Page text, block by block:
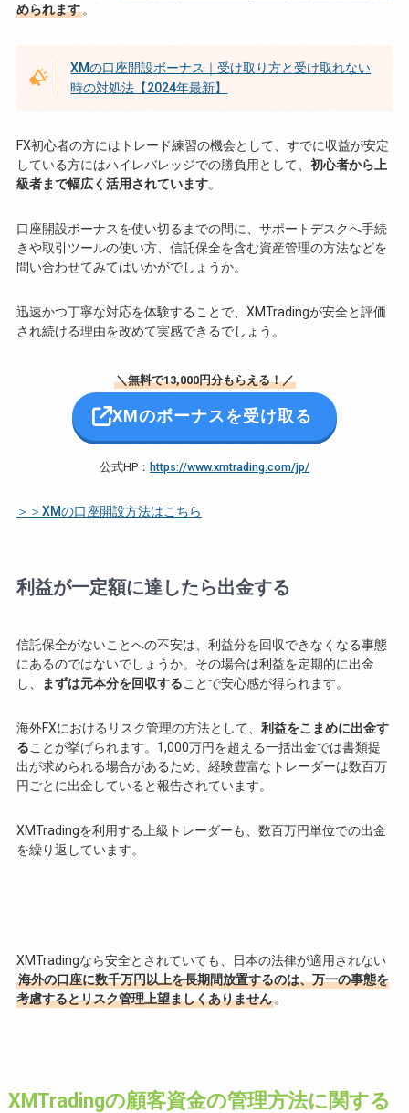
められます。
XMの口座開設ボーナス｜受け取り方と受け取れない
時の対処法【2024年最新】
FX初心者の方にはトレード練習の機会として、すでに収益が安定
している方にはハイレバレッジでの勝負用として、 初心者から上
級者まで幅広く活用されています。
口座開設ボーナスを使い切るまでの間に、サポートデスクへ手続
きや取引ツールの使い方、信託保全を含む資産管理の方法などを
問い合わせてみてはいかがでしょうか。
迅速かつ丁寧な対応を体験することで、XMTradingが安全と評価
され続ける理由を改めて実感できるでしょう。
＼無料で13,000円分もらえる！／
XMのボーナスを受け取る
公式HP： https://www.xmtrading.com/jp/
＞＞XMの口座開設方法はこちら
利益が一定額に達したら出金する
信託保全がないことへの不安は、利益分を回収できなくなる事態
にあるのではないでしょうか。その場合は利益を定期的に出金
し、
まずは元本分を回収することで安心感が得られます。
海外FXにおけるリスク管理の方法として、 利益をこまめに出金す
ることが挙げられます。1,000万円を超える一括出金では書類提
出が求められる場合があるため、経験豊富なトレーダーは数百万
円ごとに出金していると報告されています。
XMTradingを利用する上級トレーダーも、数百万円単位での出金
を繰り返しています。
XMTradingなら安全とされていても、日本の法律が適用されない
海外の口座に数千万円以上を長期間放置するのは、万一の事態を
考慮するとリスク管理上望ましくありません。
XMTradingの顧客資金の管理方法に関する